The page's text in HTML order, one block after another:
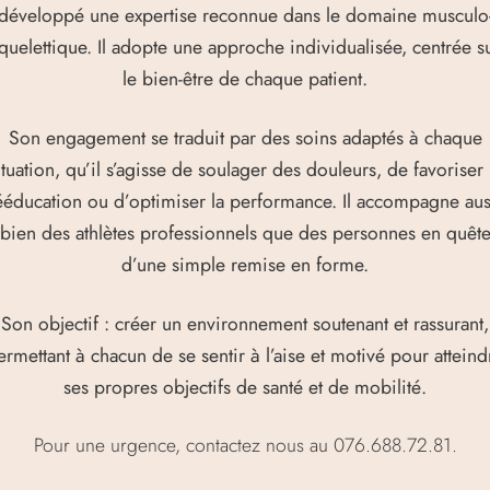
une expertise reconnue dans le domaine
Il adopte une approche individualisée, centrée
le bien-être de chaque patient.
Son engagement se traduit par des soins adaptés à chaque
qu’il s’agisse de soulager des douleurs, de favoriser
ou d’optimiser la performance. Il accompagne
bien des athlètes professionnels que des personnes en quête
d’une simple remise en forme.
Son objectif : créer un environnement soutenant et rassurant,
à chacun de se sentir à l’aise et motivé pour
ses propres objectifs de santé et de mobilité.
Pour une urgence, contactez nous au 076.688.72.81.